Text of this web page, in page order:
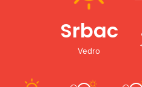
Srbac
Vedro